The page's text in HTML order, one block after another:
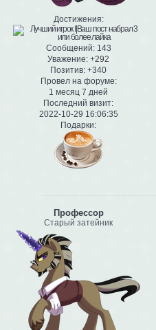
Достижения:
Сообщений:143
Уважение: +292
Позитив: +340
Провел на форуме:
1 месяц 7 дней
Последний визит:
2022-10-29 16:06:35
Подарки:
Профессор
Старый затейник